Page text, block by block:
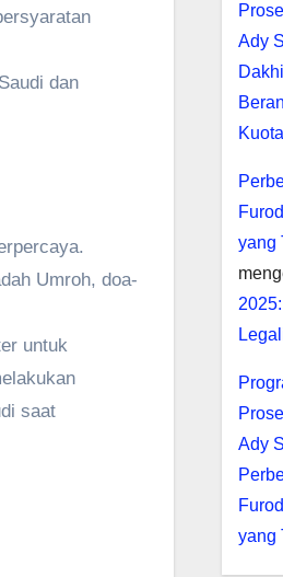
dan
Umroh, doa-
untuk
saat
Ady
yang
Ady
yang